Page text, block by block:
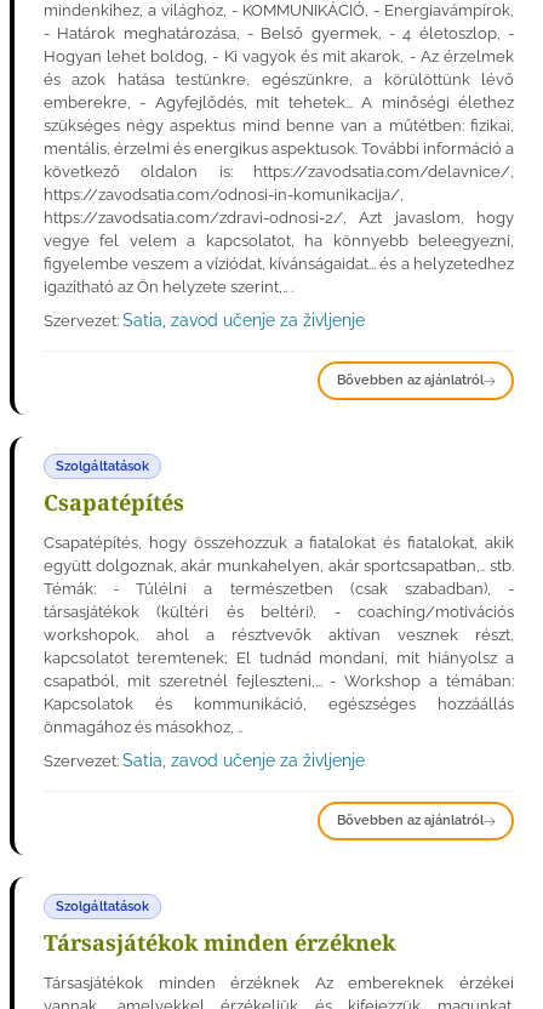
mindenkihez, a világhoz, - KOMMUNIKÁCIÓ, - Energiavámpírok,
- Határok meghatározása, - Belső gyermek, - 4 életoszlop, -
Hogyan lehet boldog, - Ki vagyok és mit akarok, - Az érzelmek
és azok hatása testünkre, egészünkre, a körülöttünk lévő
emberekre, - Agyfejlődés, mit tehetek... A minőségi élethez
szükséges négy aspektus mind benne van a műtétben: fizikai,
mentális, érzelmi és energikus aspektusok. További információ a
következő oldalon is: https://zavodsatia.com/delavnice/,
https://zavodsatia.com/odnosi-in-komunikacija/,
https://zavodsatia.com/zdravi-odnosi-2/, Azt javaslom, hogy
vegye fel velem a kapcsolatot, ha könnyebb beleegyezni,
figyelembe veszem a víziódat, kívánságaidat... és a helyzetedhez
igazítható az Ön helyzete szerint,.. .
Szervezet: Satia, zavod učenje za življenje
Bővebben az ajánlatról
Szolgáltatások
Csapatépítés
Csapatépítés, hogy összehozzuk a fiatalokat és fiatalokat, akik
együtt dolgoznak, akár munkahelyen, akár sportcsapatban,.. stb.
Témák: - Túlélni a természetben (csak szabadban), -
társasjátékok (kültéri és beltéri), - coaching/motivációs
workshopok, ahol a résztvevők aktívan vesznek részt,
kapcsolatot teremtenek; El tudnád mondani, mit hiányolsz a
csapatból, mit szeretnél fejleszteni,... - Workshop a témában:
Kapcsolatok és kommunikáció, egészséges hozzáállás
önmagához és másokhoz, ..
Szervezet: Satia, zavod učenje za življenje
Bővebben az ajánlatról
Szolgáltatások
Társasjátékok minden érzéknek
Társasjátékok minden érzéknek Az embereknek érzékei